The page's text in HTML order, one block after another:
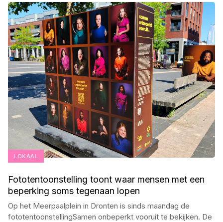
LOKAAL
Fototentoonstelling toont waar mensen met een
beperking soms tegenaan lopen
Op het Meerpaalplein in Dronten is sinds maandag de
fototentoonstellingSamen onbeperkt vooruit te bekijken. De